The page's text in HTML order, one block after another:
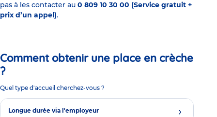
pas à les contacter au 0 809 10 30 00 (Service gratuit +
prix d’un appel).
Comment obtenir une place en crèche
?
Quel type d'accueil cherchez-vous ?
Longue durée via l'employeur